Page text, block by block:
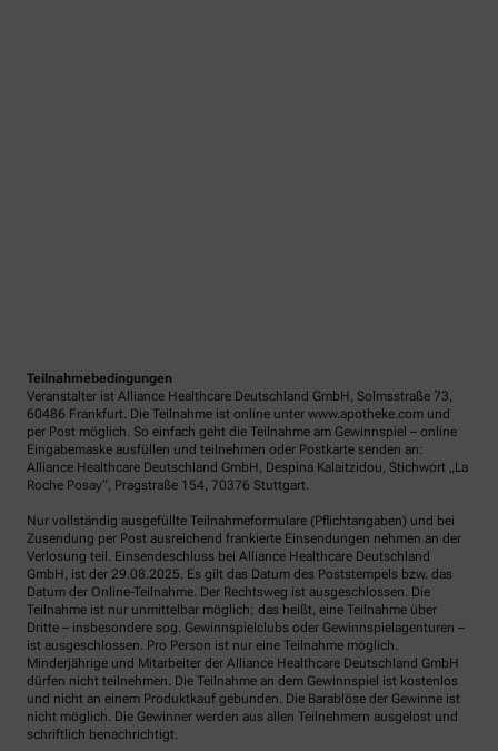
Teilnahmebedingungen
Veranstalter ist Alliance Healthcare Deutschland GmbH, Solmsstraße 73,
60486 Frankfurt. Die Teilnahme ist online unter www.apotheke.com und
per Post möglich. So einfach geht die Teilnahme am Gewinnspiel – online
Eingabemaske ausfüllen und teilnehmen oder Postkarte senden an:
Alliance Healthcare Deutschland GmbH, Despina Kalaitzidou, Stichwort „La
Roche Posay“, Pragstraße 154, 70376 Stuttgart.
Nur vollständig ausgefüllte Teilnahmeformulare (Pflichtangaben) und bei
Zusendung per Post ausreichend frankierte Einsendungen nehmen an der
Verlosung teil. Einsendeschluss bei Alliance Healthcare Deutschland
GmbH, ist der 29.08.2025. Es gilt das Datum des Poststempels bzw. das
Datum der Online-Teilnahme. Der Rechtsweg ist ausgeschlossen. Die
Teilnahme ist nur unmittelbar möglich; das heißt, eine Teilnahme über
Dritte – insbesondere sog. Gewinnspielclubs oder Gewinnspielagenturen –
ist ausgeschlossen. Pro Person ist nur eine Teilnahme möglich.
Minderjährige und Mitarbeiter der Alliance Healthcare Deutschland GmbH
dürfen nicht teilnehmen. Die Teilnahme an dem Gewinnspiel ist kostenlos
und nicht an einem Produktkauf gebunden. Die Barablöse der Gewinne ist
nicht möglich. Die Gewinner werden aus allen Teilnehmern ausgelost und
schriftlich benachrichtigt.